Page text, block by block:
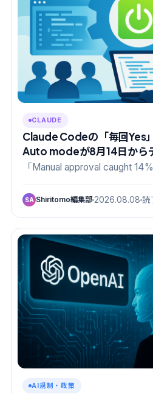
CLAUDE
Claude Codeの「毎回Yes
Auto modeが8月14日から
由
「Manual approval caught
SA Shiritomo編集部 2026.08.08 読
AI規制・政策